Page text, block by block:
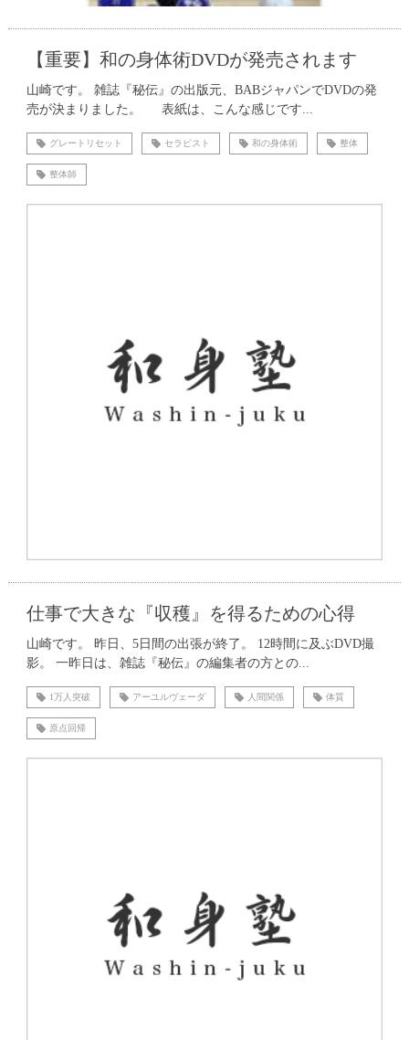
【重要】和の身体術DVDが発売されます
山崎です。 雑誌『秘伝』の出版元、BABジャパンでDVDの発
売が決まりました。 表紙は、こんな感じです...
グレートリセット セラピスト 和の身体術 整体
整体師
仕事で大きな『収穫』を得るための心得
山崎です。 昨日、5日間の出張が終了。 12時間に及ぶDVD撮
影。 一昨日は、雑誌『秘伝』の編集者の方との...
1万人突破 アーユルヴェーダ 人間関係 体質
原点回帰